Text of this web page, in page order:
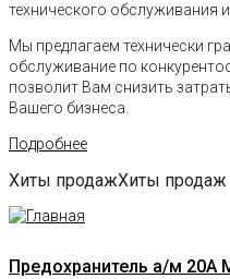
технического обслуживания
Мы предлагаем технически
обслуживание по
позволит Вам снизить
Вашего бизнеса.
Подробнее
Хиты продажХиты продаж
Предохранитель а/м 20А